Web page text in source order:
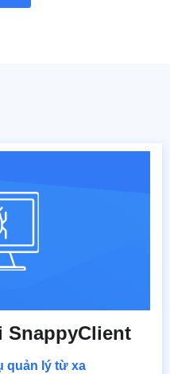
SnappyClient
quản lý từ xa